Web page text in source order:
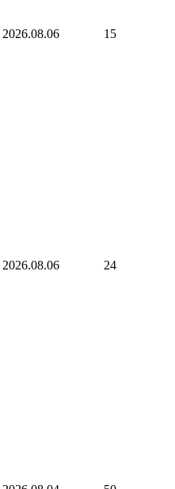
2026.08.06 15
2026.08.06 24